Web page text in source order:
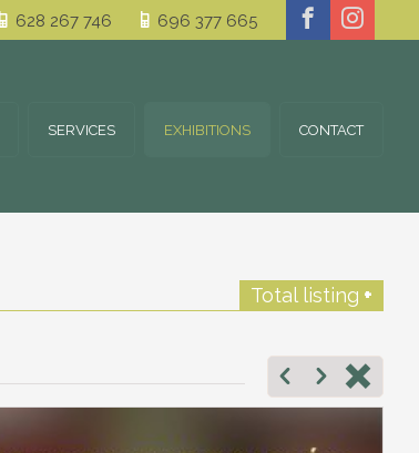
628 267 746 696 377 665
SERVICES EXHIBITIONS CONTACT
Total listing +